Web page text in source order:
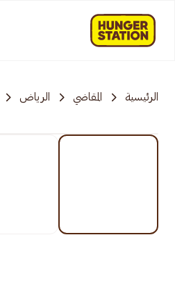
الرئيسية المقاضي الرياض